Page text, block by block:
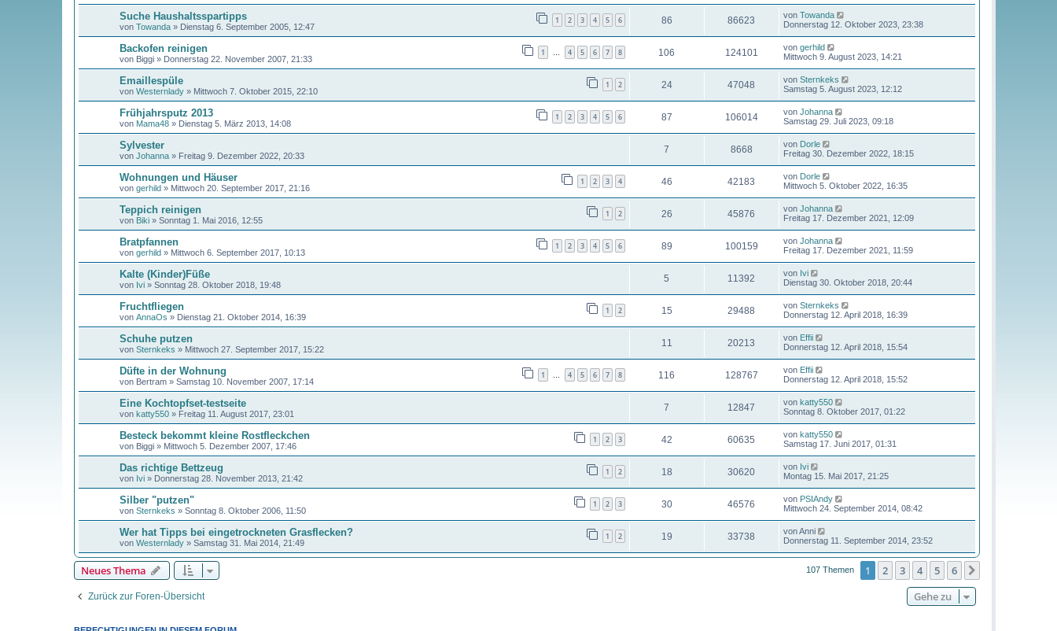
Suche Haushaltsspartipps
von Towanda» Dienstag 6. September 2005, 12:47
1 2 3 4 5 6 86 86623 von Towanda
Donnerstag 12. Oktober 2023, 23:38
Backofen reinigen
von Biggi» Donnerstag 22. November 2007, 21:33
1 … 4 5 6 7 8 106 124101 von gerhild
Mittwoch 9. August 2023, 14:21
Emaillespüle
von Westernlady» Mittwoch 7. Oktober 2015, 22:10
1 2 24 47048 von Sternkeks
Samstag 5. August 2023, 12:12
Frühjahrsputz 2013
von Mama48» Dienstag 5. März 2013, 14:08
1 2 3 4 5 6 87 106014 von Johanna
Samstag 29. Juli 2023, 09:18
Sylvester
von Johanna» Freitag 9. Dezember 2022, 20:33
7 8668 von Dorle
Freitag 30. Dezember 2022, 18:15
Wohnungen und Häuser
von gerhild» Mittwoch 20. September 2017, 21:16
1 2 3 4 46 42183 von Dorle
Mittwoch 5. Oktober 2022, 16:35
Teppich reinigen
von Biki» Sonntag 1. Mai 2016, 12:55
1 2 26 45876 von Johanna
Freitag 17. Dezember 2021, 12:09
Bratpfannen
von gerhild» Mittwoch 6. September 2017, 10:13
1 2 3 4 5 6 89 100159 von Johanna
Freitag 17. Dezember 2021, 11:59
Kalte (Kinder)Füße
von Ivi» Sonntag 28. Oktober 2018, 19:48
5 11392 von Ivi
Dienstag 30. Oktober 2018, 20:44
Fruchtfliegen
von AnnaOs » Dienstag 21. Oktober 2014, 16:39
1 2 15 29488 von Sternkeks
Donnerstag 12. April 2018, 16:39
Schuhe putzen
von Sternkeks » Mittwoch 27. September 2017, 15:22
11 20213 von Effii
Donnerstag 12. April 2018, 15:54
Düfte in der Wohnung
von Bertram» Samstag 10. November 2007, 17:14
1 … 4 5 6 7 8 116 128767 von Effii
Donnerstag 12. April 2018, 15:52
Eine Kochtopfset-testseite
von katty550» Freitag 11. August 2017, 23:01
7 12847 von katty550
Sonntag 8. Oktober 2017, 01:22
Besteck bekommt kleine Rostfleckchen
von Biggi» Mittwoch 5. Dezember 2007, 17:46
1 2 3 42 60635 von katty550
Samstag 17. Juni 2017, 01:31
Das richtige Bettzeug
von Ivi» Donnerstag 28. November 2013, 21:42
1 2 18 30620 von Ivi
Montag 15. Mai 2017, 21:25
Silber "putzen"
von Sternkeks » Sonntag 8. Oktober 2006, 11:50
1 2 3 30 46576 von PSIAndy
Mittwoch 24. September 2014, 08:42
Wer hat Tipps bei eingetrockneten Grasflecken?
von Westernlady» Samstag 31. Mai 2014, 21:49
1 2 19 33738 vonAnni
Donnerstag 11. September 2014, 23:52
Neues Thema 107 Themen 1 2 3 4 5 6
Zurück zur Foren-Übersicht Gehe zu